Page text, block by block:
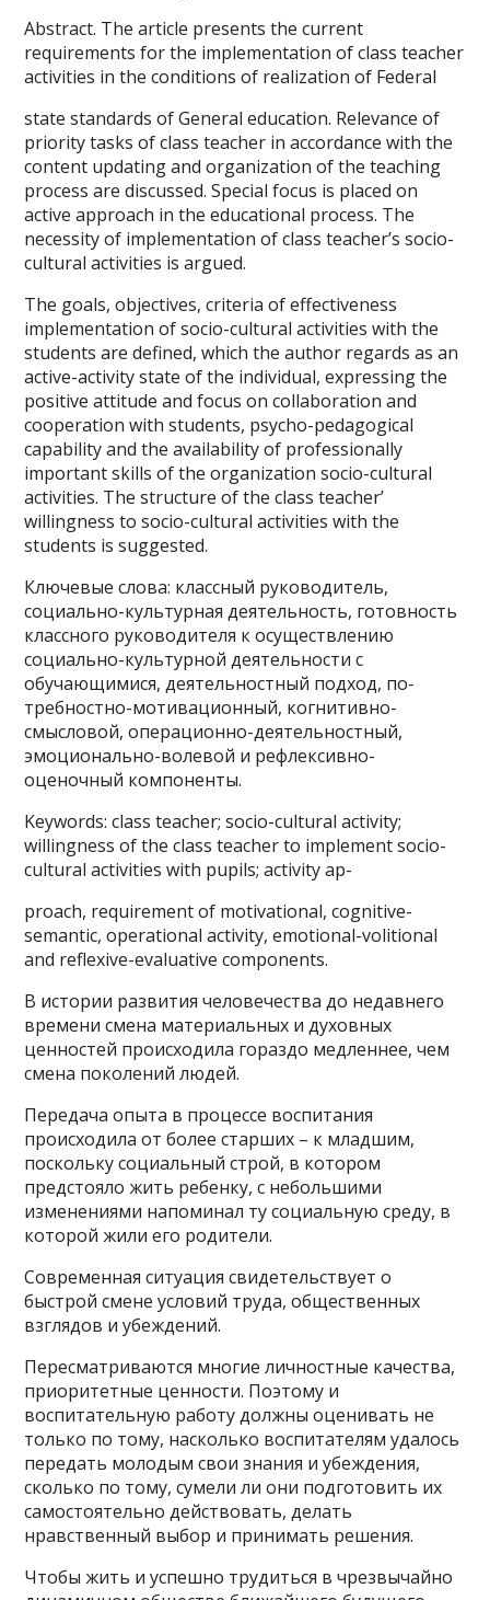
Abstract. The article presents the current
requirements for the implementation of class teacher
activities in the conditions of realization of Federal
state standards of General education. Relevance of
priority tasks of class teacher in accordance with the
content updating and organization of the teaching
process are discussed. Special focus is placed on
active approach in the educational process. The
necessity of implementation of class teacher’s socio-
cultural activities is argued.
The goals, objectives, criteria of effectiveness
implementation of socio-cultural activities with the
students are defined, which the author regards as an
active-activity state of the individual, expressing the
positive attitude and focus on collaboration and
cooperation with students, psycho-pedagogical
capability and the availability of professionally
important skills of the organization socio-cultural
activities. The structure of the class teacher’
willingness to socio-cultural activities with the
students is suggested.
Ключевые слова: классный руководитель,
социально-культурная деятельность, готовность
классного руководителя к осуществлению
социально-культурной деятельности с
обучающимися, деятельностный подход, по-
требностно-мотивационный, когнитивно-
смысловой, операционно-деятельностный,
эмоционально-волевой и рефлексивно-
оценочный компоненты.
Keywords: class teacher; socio-cultural activity;
willingness of the class teacher to implement socio-
cultural activities with pupils; activity ap-
proach, requirement of motivational, cognitive-
semantic, operational activity, emotional-volitional
and reflexive-evaluative components.
В истории развития человечества до недавнего
времени смена материальных и духовных
ценностей происходила гораздо медленнее, чем
смена поколений людей.
Передача опыта в процессе воспитания
происходила от более старших – к младшим,
поскольку социальный строй, в котором
предстояло жить ребенку, с небольшими
изменениями напоминал ту социальную среду, в
которой жили его родители.
Современная ситуация свидетельствует о
быстрой смене условий труда, общественных
взглядов и убеждений.
Пересматриваются многие личностные качества,
приоритетные ценности. Поэтому и
воспитательную работу должны оценивать не
только по тому, насколько воспитателям удалось
передать молодым свои знания и убеждения,
сколько по тому, сумели ли они подготовить их
самостоятельно действовать, делать
нравственный выбор и принимать решения.
Чтобы жить и успешно трудиться в чрезвычайно